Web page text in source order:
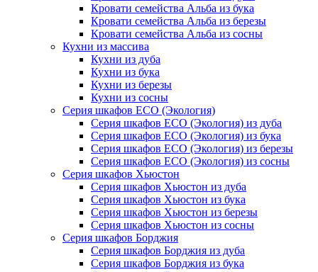
Кровати семейства Альба из бука
Кровати семейства Альба из березы
Кровати семейства Альба из сосны
Кухни из массива
Кухни из дуба
Кухни из бука
Кухни из березы
Кухни из сосны
Серия шкафов ECO (Экология)
Серия шкафов ECO (Экология) из дуба
Серия шкафов ECO (Экология) из бука
Серия шкафов ECO (Экология) из березы
Серия шкафов ECO (Экология) из сосны
Серия шкафов Хьюстон
Серия шкафов Хьюстон из дуба
Серия шкафов Хьюстон из бука
Серия шкафов Хьюстон из березы
Серия шкафов Хьюстон из сосны
Серия шкафов Борджия
Серия шкафов Борджия из дуба
Серия шкафов Борджия из бука